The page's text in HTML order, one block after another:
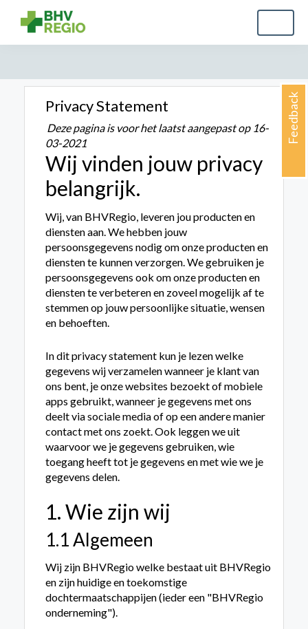
Privacy Statement
Deze pagina is voor het laatst aangepast op 16-
03-2021
Wij vinden jouw privacy
belangrijk.
Wij, van BHVRegio, leveren jou producten en
diensten aan. We hebben jouw
persoonsgegevens nodig om onze producten en
diensten te kunnen verzorgen. We gebruiken je
persoonsgegevens ook om onze producten en
diensten te verbeteren en zoveel mogelijk af te
stemmen op jouw persoonlijke situatie, wensen
en behoeften.
In dit privacy statement kun je lezen welke
gegevens wij verzamelen wanneer je klant van
ons bent, je onze websites bezoekt of mobiele
apps gebruikt, wanneer je gegevens met ons
deelt via sociale media of op een andere manier
contact met ons zoekt. Ook leggen we uit
waarvoor we je gegevens gebruiken, wie
toegang heeft tot je gegevens en met wie we je
gegevens delen.
1. Wie zijn wij
1.1 Algemeen
Wij zijn BHVRegio welke bestaat uit BHVRegio
en zijn huidige en toekomstige
dochtermaatschappijen (ieder een "BHVRegio
onderneming").
Feedback